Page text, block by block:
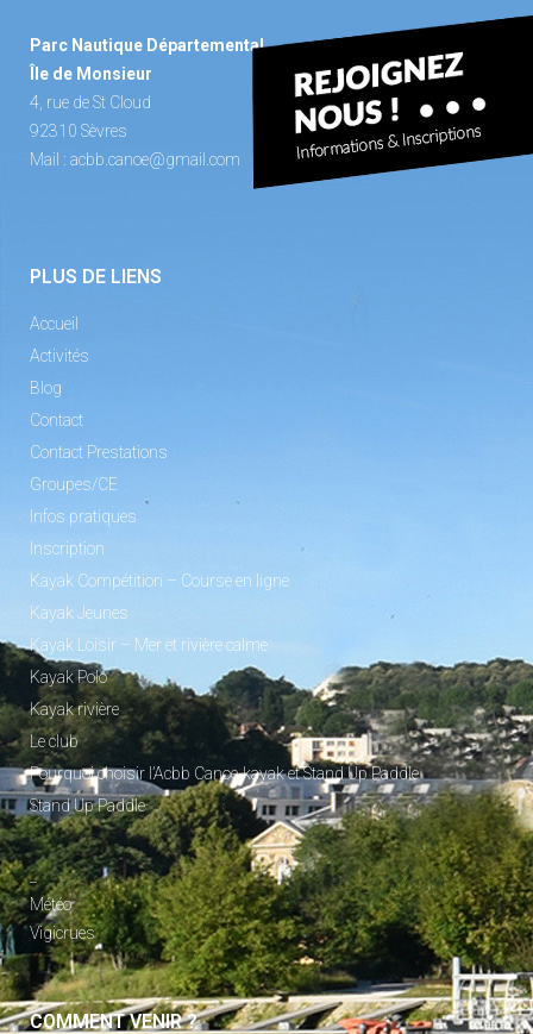
Parc Nautique Départemental
Île de Monsieur
4, rue de St Cloud
92310 Sèvres
Mail : acbb.canoe@gmail.com
PLUS DE LIENS
Accueil
Activités
Blog
Contact
Contact Prestations
Groupes/CE
Infos pratiques
Inscription
Kayak Compétition – Course en ligne
Kayak Jeunes
Kayak Loisir – Mer et rivière calme
Kayak Polo
Kayak rivière
Le club
Pourquoi choisir l’Acbb Canoe-kayak et Stand Up Paddle
Stand Up Paddle
_
Météo
Vigicrues
COMMENT VENIR ?